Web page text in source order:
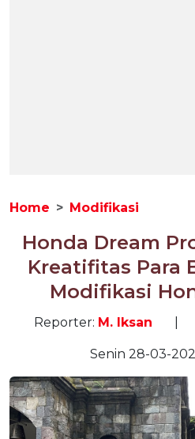
Home Modifikasi
Honda Dream
Kreatifitas Para
Modifikasi
Reporter: M. Iksan
Senin 28-03-